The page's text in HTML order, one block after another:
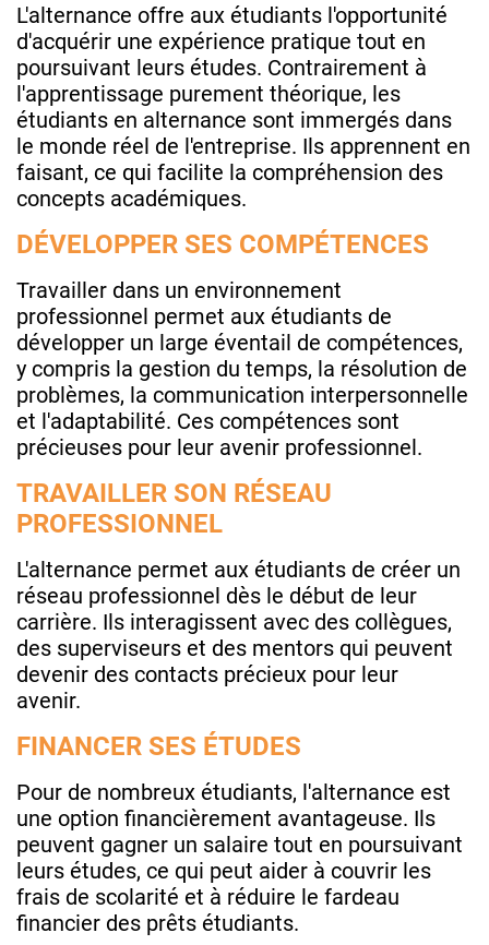
L'alternance offre aux étudiants l'opportunité
d'acquérir une expérience pratique tout en
poursuivant leurs études. Contrairement à
l'apprentissage purement théorique, les
étudiants en alternance sont immergés dans
le monde réel de l'entreprise. Ils apprennent en
faisant, ce qui facilite la compréhension des
concepts académiques.
DÉVELOPPER SES COMPÉTENCES
Travailler dans un environnement
professionnel permet aux étudiants de
développer un large éventail de compétences,
y compris la gestion du temps, la résolution de
problèmes, la communication interpersonnelle
et l'adaptabilité. Ces compétences sont
précieuses pour leur avenir professionnel.
TRAVAILLER SON RÉSEAU
PROFESSIONNEL
L'alternance permet aux étudiants de créer un
réseau professionnel dès le début de leur
carrière. Ils interagissent avec des collègues,
des superviseurs et des mentors qui peuvent
devenir des contacts précieux pour leur
avenir.
FINANCER SES ÉTUDES
Pour de nombreux étudiants, l'alternance est
une option financièrement avantageuse. Ils
peuvent gagner un salaire tout en poursuivant
leurs études, ce qui peut aider à couvrir les
frais de scolarité et à réduire le fardeau
financier des prêts étudiants.